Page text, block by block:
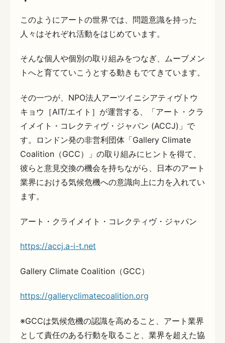
このようにアートの世界では、問題意識を持った
人々はそれぞれ活動をはじめています。
そんな個人や個別の取り組みをつなぎ、ムーブメン
トへと育てていこうとする動きもでてきています。
その一つが、NPO法人アーツイニシアティヴトウ
キョウ［AIT/エイト］が運営する、「アート・クラ
イメイト・コレクティヴ・ジャパン (ACCJ)」で
す。ロンドン発の非営利団体「Gallery Climate
Coalition（GCC）」の取り組みにヒントを得て、
彼らと意見交換の機会を持ちながら、日本のアート
業界における気候危機への意識向上に力を入れてい
ます。
アート・クライメイト・コレクティヴ・ジャパン
https://accj.a-i-t.net
Gallery Climate Coalition（GCC）
https://galleryclimatecoalition.org
※GCCは気候危機の認識を高めること、アート業界
として責任のある行動を取ること、業界を超えた協